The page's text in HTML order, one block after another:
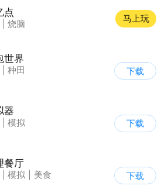
点
烧脑
马上玩
世界
种田
下载
器
模拟
下载
餐厅
模拟
美食
下载